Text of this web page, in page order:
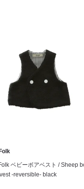
ベビーボアベスト / Sheep
-reversible- black